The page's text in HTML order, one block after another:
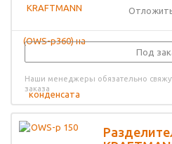
Под
Наши менеджеры обязательно
заказа